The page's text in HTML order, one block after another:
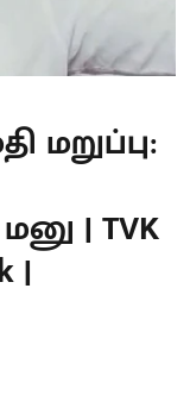
மறுப்பு:
| TVK
|